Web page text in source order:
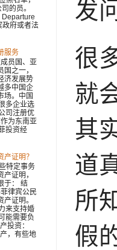
发
很
就
其
道
所
假
的员。
Departure
政府或者法
服务
员国、亚
之一，
济发展势
多中国企
场。中国
多企业选
司注册优
为东南亚
投资经
产证明？
特定事务
证明，
于： 结
律宾公民
证明。
来支持婚
能需要负
投资：
，有些地